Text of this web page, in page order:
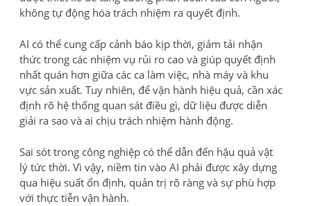
không tự động hóa trách nhiệm ra quyết định.
AI có thể cung cấp cảnh báo kịp thời, giảm tải nhận
thức trong các nhiệm vụ rủi ro cao và giúp quyết định
nhất quán hơn giữa các ca làm việc, nhà máy và khu
vực sản xuất. Tuy nhiên, để vận hành hiệu quả, cần xác
định rõ hệ thống quan sát điều gì, dữ liệu được diễn
giải ra sao và ai chịu trách nhiệm hành động.
Sai sót trong công nghiệp có thể dẫn đến hậu quả vật
lý tức thời. Vì vậy, niềm tin vào AI phải được xây dựng
qua hiệu suất ổn định, quản trị rõ ràng và sự phù hợp
với thực tiễn vận hành.